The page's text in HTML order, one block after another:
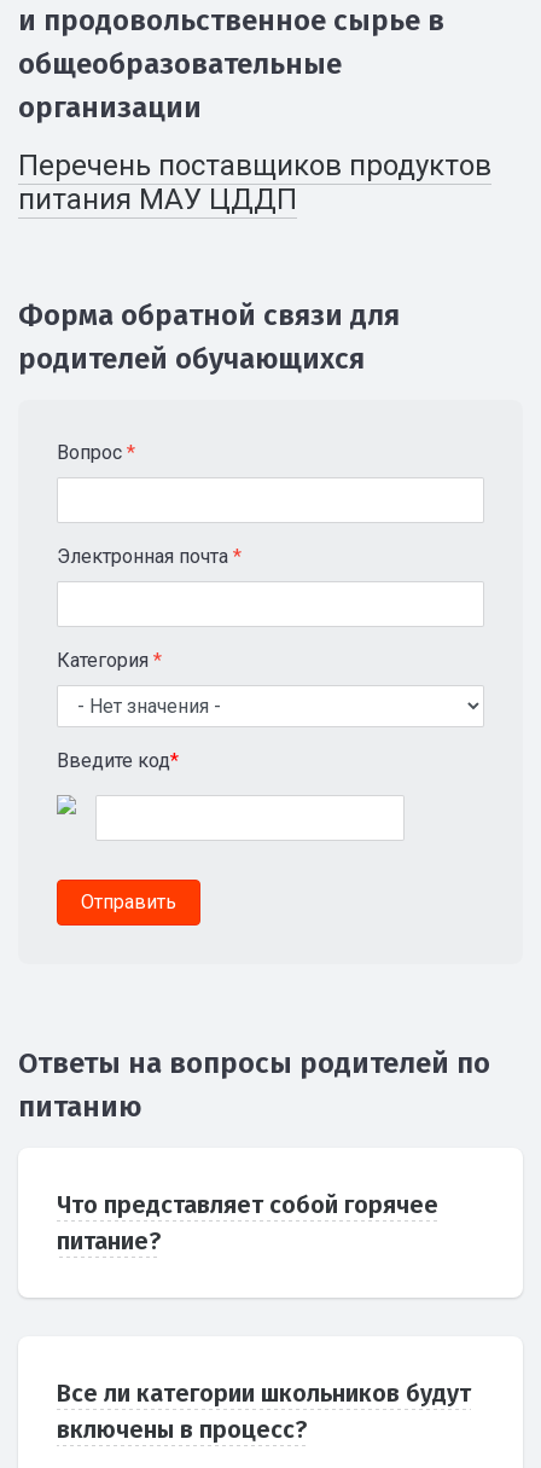
и продовольственное сырье в
общеобразовательные
организации
Перечень поставщиков продуктов
питания МАУ ЦДДП
Форма обратной связи для
родителей обучающихся
Вопрос *
Электронная почта *
Категория *
Введите код*
Ответы на вопросы родителей по
питанию
Что представляет собой горячее
питание?
Все ли категории школьников будут
включены в процесс?